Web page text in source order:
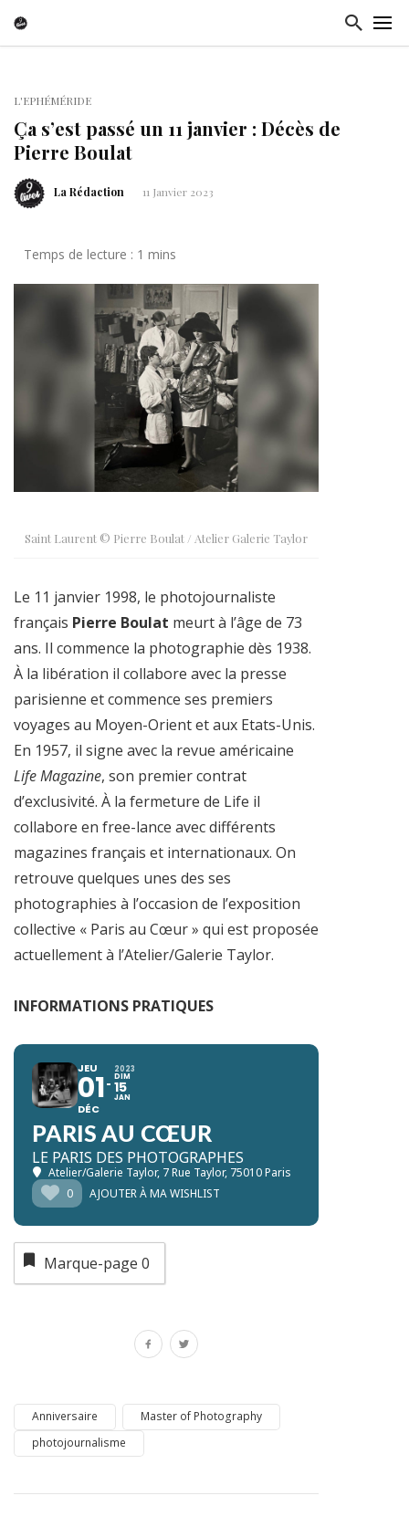
L'EPHÉMÉRIDE
Ça s’est passé un 11 janvier : Décès de
Pierre Boulat
La Rédaction 11 Janvier 2023
Saint Laurent © Pierre Boulat / Atelier Galerie Taylor
Le 11 janvier 1998, le photojournaliste
français Pierre Boulat meurt à l’âge de 73
ans. Il commence la photographie dès 1938.
À la libération il collabore avec la presse
parisienne et commence ses premiers
voyages au Moyen-Orient et aux Etats-Unis.
En 1957, il signe avec la revue américaine
Life Magazine, son premier contrat
d’exclusivité. À la fermeture de Life il
collabore en free-lance avec différents
magazines français et internationaux. On
retrouve quelques unes des ses
photographies à l’occasion de l’exposition
collective « Paris au Cœur » qui est proposée
actuellement à l’Atelier/Galerie Taylor.
INFORMATIONS PRATIQUES
JEU
01
DÉC
2023
DIM
15
JAN
PARIS AU CŒUR
LE PARIS DES PHOTOGRAPHES
Atelier/Galerie Taylor, 7 Rue Taylor, 75010 Paris
0
AJOUTER À MA WISHLIST
Marque-page 0
Anniversaire
Master of Photography
photojournalisme